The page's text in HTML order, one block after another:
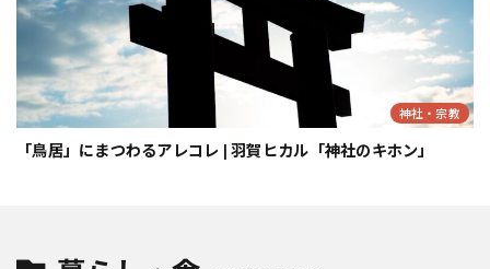
神社・宗教
「鳥居」にまつわるアレコレ | 羽賀ヒカル「神社のキホン」